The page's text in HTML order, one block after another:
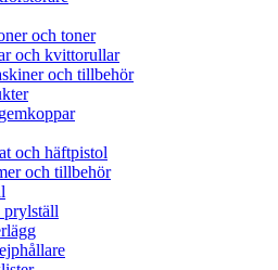
och toner
och kvittorullar
och tillbehör
och häftpistol
och tillbehör
prylställ